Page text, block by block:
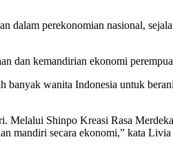
perekonomian nasional,
dan kemandirian ekonomi
wanita Indonesia untuk
Melalui Shinpo Kreasi Rasa
mandiri secara ekonomi,” kata Livia